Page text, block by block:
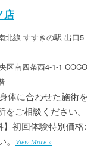
店
北線 すすきの駅 出口5
区南四条西4-1-1 COCO
体に合わせた施術を
ご相談ください。
】初回体験特別価格:
View More »